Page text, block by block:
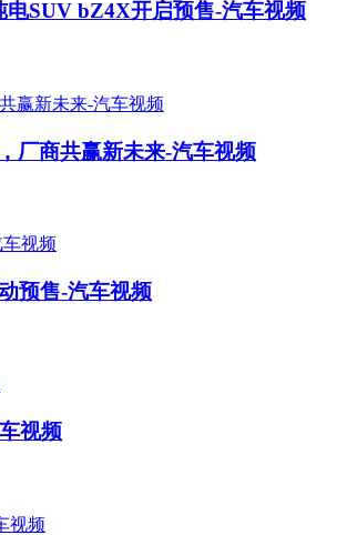
SUV bZ4X开启预售-汽车视频
厂商共赢新未来-汽车视频
预售-汽车视频
视频